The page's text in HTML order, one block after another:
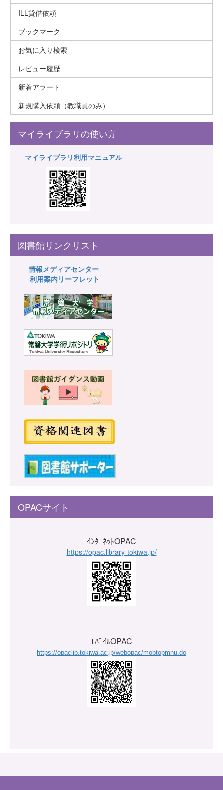
ILL貸借依頼
ブックマーク
お気に入り検索
レビュー履歴
新着アラート
新規購入依頼（教職員のみ）
マイライブラリの使い方
マイライブラリ利用マニュアル
図書館リンクリスト
情報メディアセンター
利用案内リーフレット
OPACサイト
ｲﾝﾀｰﾈｯﾄOPAC
https://opac.library-tokiwa.jp/
ﾓﾊﾞｲﾙOPAC
https://opaclib.tokiwa.ac.jp/webopac/mobtopmnu.do